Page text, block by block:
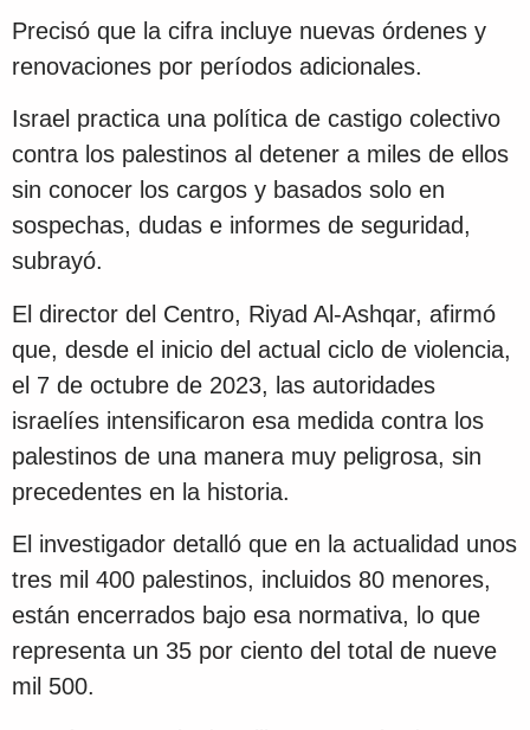
Precisó que la cifra incluye nuevas órdenes y
renovaciones por períodos adicionales.
Israel practica una política de castigo colectivo
contra los palestinos al detener a miles de ellos
sin conocer los cargos y basados solo en
sospechas, dudas e informes de seguridad,
subrayó.
El director del Centro, Riyad Al-Ashqar, afirmó
que, desde el inicio del actual ciclo de violencia,
el 7 de octubre de 2023, las autoridades
israelíes intensificaron esa medida contra los
palestinos de una manera muy peligrosa, sin
precedentes en la historia.
El investigador detalló que en la actualidad unos
tres mil 400 palestinos, incluidos 80 menores,
están encerrados bajo esa normativa, lo que
representa un 35 por ciento del total de nueve
mil 500.